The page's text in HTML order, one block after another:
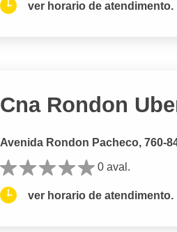
ver horario de atendimento.
Cna Rondon
Avenida Rondon Pacheco, 760-
0 aval.
ver horario de atendimento.